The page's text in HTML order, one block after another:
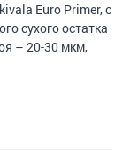
Euro Primer, с
сухого остатка
– 20-30 мкм,